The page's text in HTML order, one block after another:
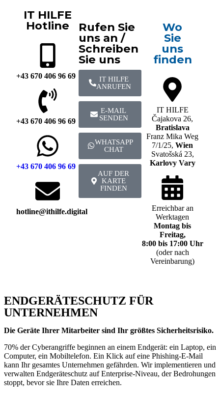
IT HILFE
Hotline
+43 670 406 96 69
+43 670 406 96 69
+43 670 406 96 69
hotline@ithilfe.digital
Rufen Sie
uns an /
Schreiben
Sie uns
IT HILFE
ANRUFEN
E-MAIL
SENDEN
WHATSAPP
CHAT
AUF DER
KARTE
FINDEN
Wo
Sie
uns
finden
IT HILFE
Čajakova 26,
Bratislava
Franz Mika Weg
7/1/25,Wien
Svatošská 23,
Karlovy Vary
Erreichbar an
Werktagen
Montag bis
Freitag,
8:00 bis 17:00 Uhr
(oder nach
Vereinbarung)
ENDGERÄTESCHUTZ FÜR
UNTERNEHMEN
Die Geräte Ihrer Mitarbeiter sind Ihr größtes Sicherheitsrisiko.
70% der Cyberangriffe beginnen an einem Endgerät: ein Laptop, ein
Computer, ein Mobiltelefon. Ein Klick auf eine Phishing-E-Mail
kann Ihr gesamtes Unternehmen gefährden. Wir implementieren und
verwalten Endgeräteschutz auf Enterprise-Niveau, der Bedrohungen
stoppt, bevor sie Ihre Daten erreichen.